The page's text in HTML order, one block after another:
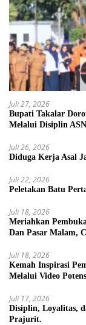
Juli 27, 2026
Bupati Takalar
Melalui Disiplin
Juli 26, 2026
Diduga Kerja Asal
Juli 22, 2026
Peletakan Batu
Juli 18, 2026
Meriahkan
Dan Pasar Malam,
Juli 18, 2026
Kemah Inspirasi
Melalui Video
Juli 17, 2026
Disiplin, Loyalitas,
Prajurit.